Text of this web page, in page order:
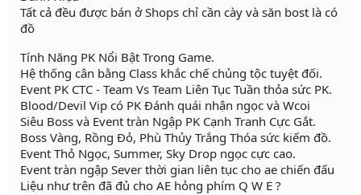
Tất cả đều được bán ở Shops chỉ cần cày và săn bost là có
đồ
Tính Năng PK Nổi Bật Trong Game.
Hệ thống cân bằng Class khắc chế chủng tộc tuyệt đối.
Event PK CTC - Team Vs Team Liên Tục Tuần thỏa sức PK.
Blood/Devil Vip có PK Đánh quái nhận ngọc và Wcoi
Siêu Boss và Event tràn Ngập PK Cạnh Tranh Cực Gắt.
Boss Vàng, Rồng Đỏ, Phù Thủy Trắng Thóa sức kiếm đồ.
Event Thỏ Ngọc, Summer, Sky Drop ngọc cực cao.
Event tràn ngập Sever thời gian liên tục cho ae chiến đấu
Liệu như trên đã đủ cho AE hỏng phím Q W E ?